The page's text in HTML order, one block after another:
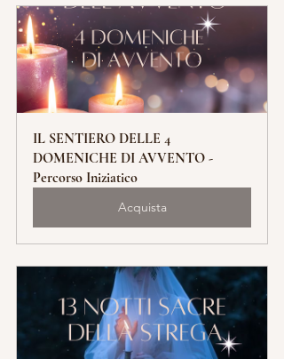
IL SENTIERO DELLE 4
DOMENICHE DI AVVENTO -
Percorso Iniziatico
Acquista